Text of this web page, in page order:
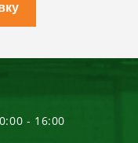
- 16:00